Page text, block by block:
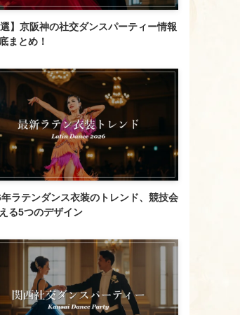
選】京阪神の社交ダンスパーティー情報
まとめ！
ラテンダンス衣装のトレンド、競技会
る5つのデザイン